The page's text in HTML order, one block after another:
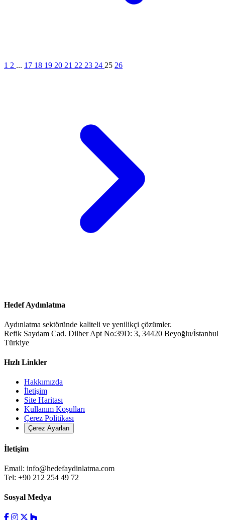
1 2 ... 17 18 19 20 21 22 23 24 25 26
Hedef Aydınlatma
Aydınlatma sektöründe kaliteli ve yenilikçi çözümler.
Refik Saydam Cad. Dilber Apt No:39D: 3, 34420 Beyoğlu/İstanbul
Türkiye
Hızlı Linkler
Hakkımızda
İletişim
Site Haritası
Kullanım Koşulları
Çerez Politikası
Çerez Ayarları
İletişim
Email: info@hedefaydinlatma.com
Tel: +90 212 254 49 72
Sosyal Medya